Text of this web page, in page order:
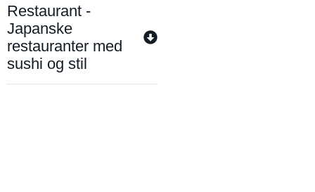
Restaurant -
Japanske
restauranter med
sushi og stil